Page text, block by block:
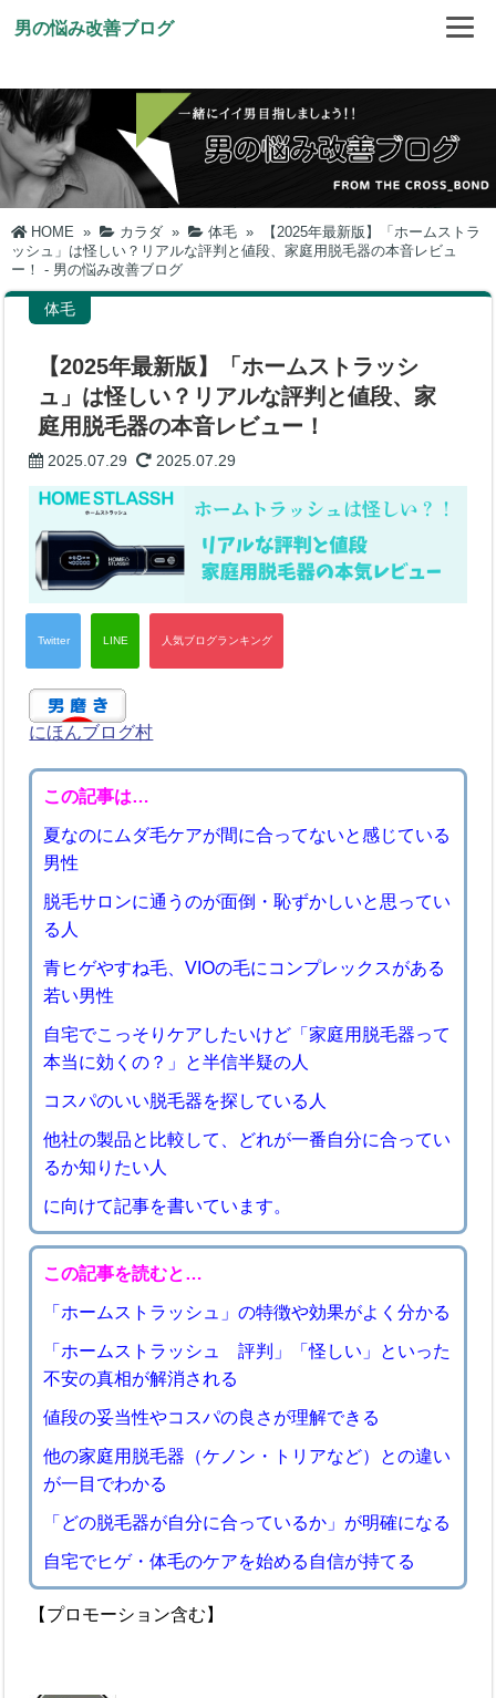
男の悩み改善ブログ
HOME » カラダ » 体毛 »
【2025年最新版】「ホームストラ
ッシュ」は怪しい？リアルな評判と値段、家庭用脱毛器の本音レビュ
ー！ - 男の悩み改善ブログ
体毛
【2025年最新版】「ホームストラッシ
ュ」は怪しい？リアルな評判と値段、家
庭用脱毛器の本音レビュー！
2025.07.29 2025.07.29
にほんブログ村
この記事は…
夏なのにムダ毛ケアが間に合ってないと感じている
男性
脱毛サロンに通うのが面倒・恥ずかしいと思ってい
る人
青ヒゲやすね毛、VIOの毛にコンプレックスがある
若い男性
自宅でこっそりケアしたいけど「家庭用脱毛器って
本当に効くの？」と半信半疑の人
コスパのいい脱毛器を探している人
他社の製品と比較して、どれが一番自分に合ってい
るか知りたい人
に向けて記事を書いています。
この記事を読むと…
「ホームストラッシュ」の特徴や効果がよく分かる
「ホームストラッシュ 評判」「怪しい」といった
不安の真相が解消される
値段の妥当性やコスパの良さが理解できる
他の家庭用脱毛器（ケノン・トリアなど）との違い
が一目でわかる
「どの脱毛器が自分に合っているか」が明確になる
自宅でヒゲ・体毛のケアを始める自信が持てる
【プロモーション含む】